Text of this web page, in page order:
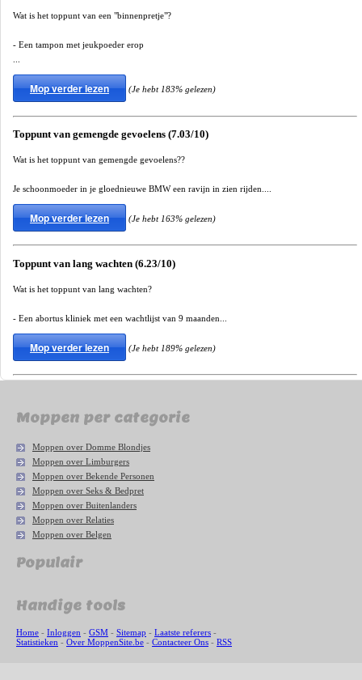
Wat is het toppunt van een "binnenpretje"?
- Een tampon met jeukpoeder erop
Mop verder lezen (Je hebt 183% gelezen)
Toppunt van gemengde gevoelens (7.03/10)
Wat is het toppunt van gemengde gevoelens??
Je schoonmoeder in je gloednieuwe BMW een ravijn in zien rijden....
Mop verder lezen (Je hebt 163% gelezen)
Toppunt van lang wachten (6.23/10)
Wat is het toppunt van lang wachten?
- Een abortus kliniek met een wachtlijst van 9 maanden...
Mop verder lezen (Je hebt 189% gelezen)
Moppen per categorie
Moppen over Domme Blondjes
Moppen over Limburgers
Moppen over Bekende Personen
Moppen over Seks & Bedpret
Moppen over Buitenlanders
Moppen over Relaties
Moppen over Belgen
Populair
Handige tools
Home - Inloggen - GSM - Sitemap - Laatste referers -
Statistieken - Over MoppenSite.be - Contacteer Ons - RSS